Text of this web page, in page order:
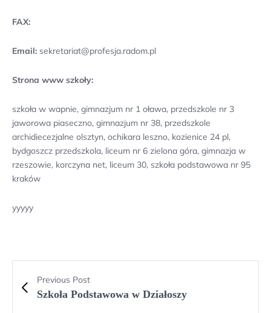
FAX:
Email: sekretariat@profesja.radom.pl
Strona www szkoły:
szkoła w wapnie, gimnazjum nr 1 oława, przedszkole nr 3
jaworowa piaseczno, gimnazjum nr 38, przedszkole
archidiecezjalne olsztyn, ochikara leszno, kozienice 24 pl,
bydgoszcz przedszkola, liceum nr 6 zielona góra, gimnazja w
rzeszowie, korczyna net, liceum 30, szkoła podstawowa nr 95
kraków
yyyyy
Previous Post
Szkoła Podstawowa w Działoszy